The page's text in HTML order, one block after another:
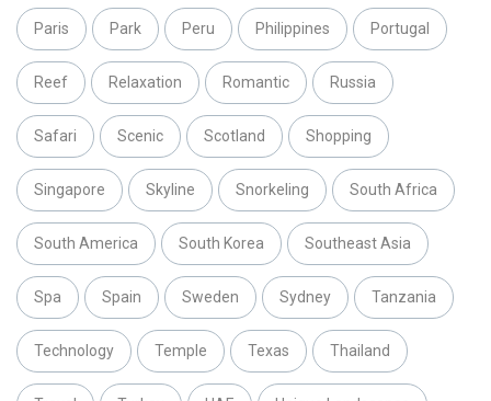
Paris Park Peru Philippines Portugal
Reef Relaxation Romantic Russia
Safari Scenic Scotland Shopping
Singapore Skyline Snorkeling South Africa
South America South Korea Southeast Asia
Spa Spain Sweden Sydney Tanzania
Technology Temple Texas Thailand